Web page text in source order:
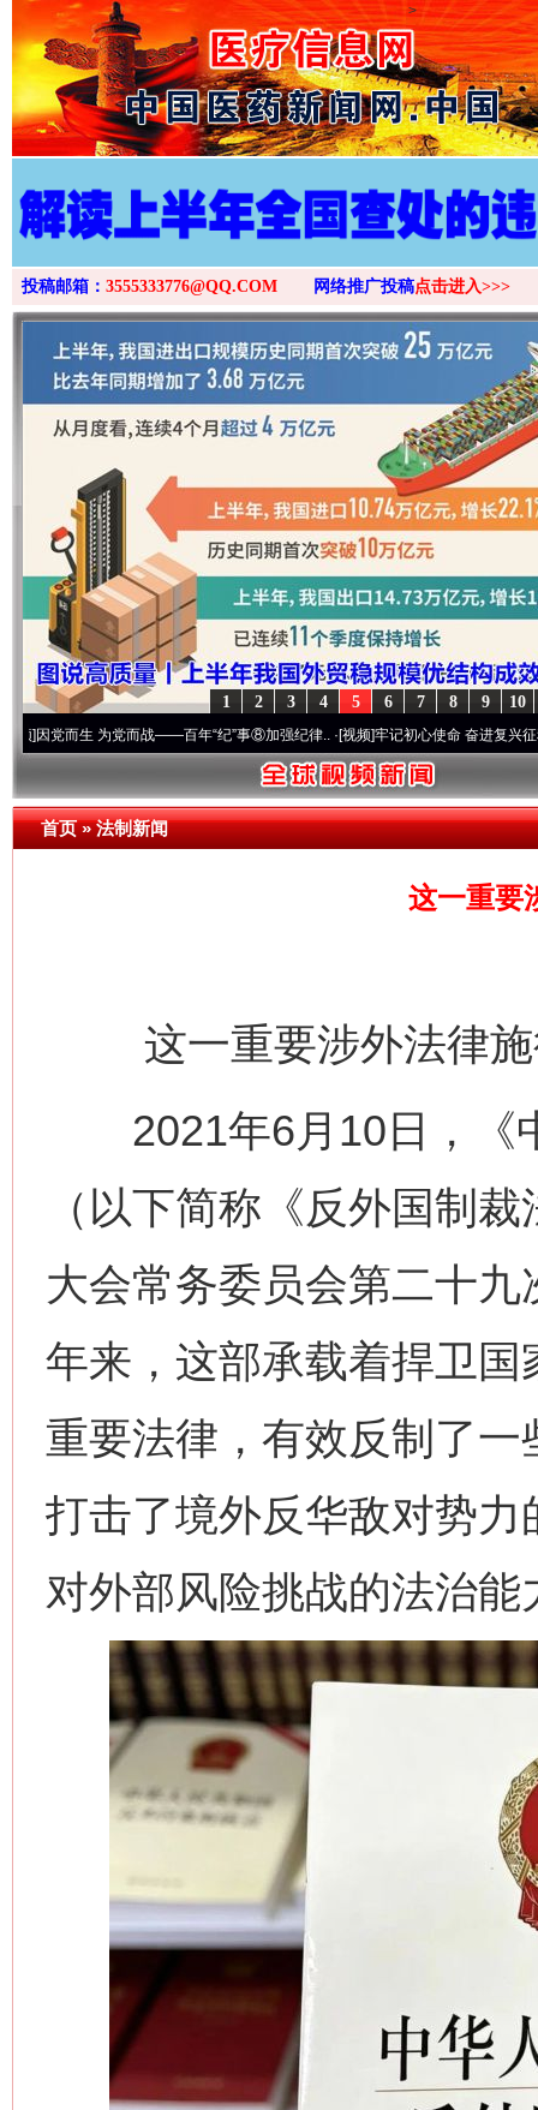
>
投稿邮箱： 3555333776@QQ.COM 网络推广投稿点击进入>>>
10
9
8
7
6
5
4
3
2
1
生 为党而战——百年“纪”事⑧加强纪律..·[视频]牢记初心使命 奋进复兴征程丨“转折
首页»法制新闻
这一重要
这一重要涉外法律施
2021年6月10日，《
（以下简称《反外国制
大会常务委员会第二十
年来，这部承载着捍卫
重要法律，有效反制了
打击了境外反华敌对势
对外部风险挑战的法治能